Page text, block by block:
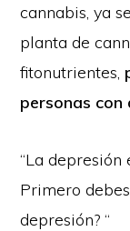
cannabis, ya
planta de
fitonutrientes,
personas con
“La
Primero
depresión? “